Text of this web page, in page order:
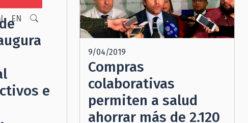
EN
e
9/04/2019
Compras
colaborativas
permiten a salud
ahorrar más de 2.120